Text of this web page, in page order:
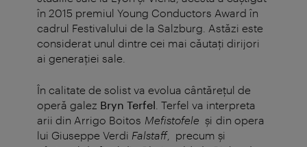
în 2015 premiul Young Conductors Award în
cadrul Festivalului de la Salzburg. Astăzi este
considerat unul dintre cei mai căutați dirijori
ai generației sale.
În calitate de solist va evolua cântărețul de
operă galez Bryn Terfel . Terfel va interpreta
arii din Arrigo Boitos Mefistofele și din opera
lui Giuseppe Verdi Falstaff,
precum și